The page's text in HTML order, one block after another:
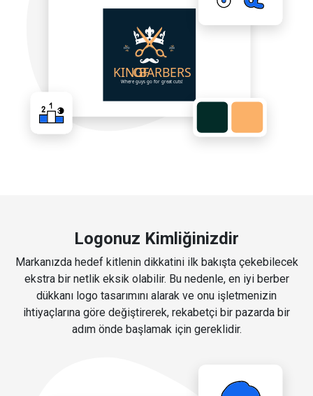
Logonuz Kimliğinizdir
Markanızda hedef kitlenin dikkatini ilk bakışta çekebilecek
ekstra bir netlik eksik olabilir. Bu nedenle, en iyi berber
dükkanı logo tasarımını alarak ve onu işletmenizin
ihtiyaçlarına göre değiştirerek, rekabetçi bir pazarda bir
adım önde başlamak için gereklidir.